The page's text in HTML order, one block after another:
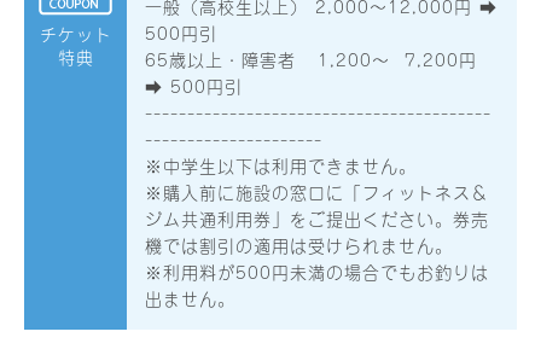
チケット
特典
一般（高校生以上） 2,000〜12,000円 ➡︎
500円引
65歳以上・障害者 1,200〜 7,200円
➡︎ 500円引
-----------------------------------------
---------------------
※中学生以下は利用できません。
※購入前に施設の窓口に「フィットネス＆
ジム共通利用券」をご提出ください。券売
機では割引の適用は受けられません。
※利用料が500円未満の場合でもお釣りは
出ません。